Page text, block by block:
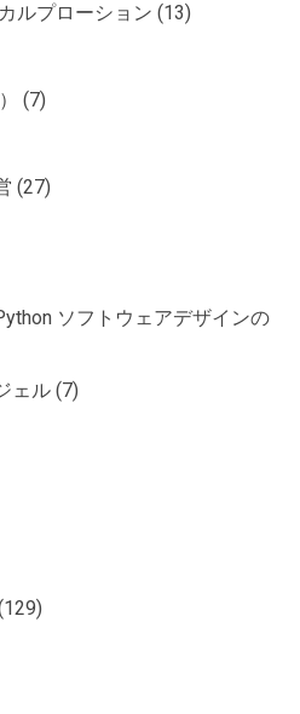
ルプローション (13)
(7)
(27)
ソフトウェアデザインの
ェル (7)